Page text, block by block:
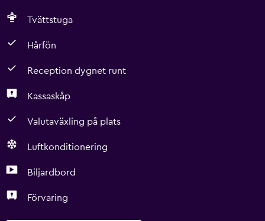
Tvättstuga
Hårfön
Reception dygnet runt
Kassaskåp
Valutaväxling på plats
Luftkonditionering
Biljardbord
Förvaring